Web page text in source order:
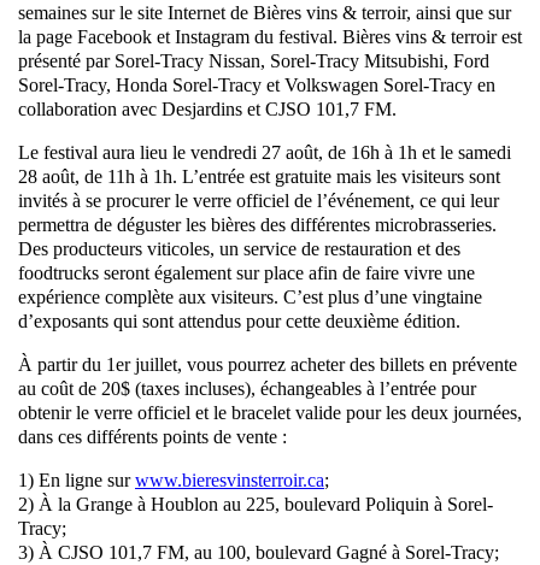
semaines sur le site Internet de Bières vins & terroir, ainsi que sur
la page Facebook et Instagram du festival. Bières vins & terroir est
présenté par Sorel-Tracy Nissan, Sorel-Tracy Mitsubishi, Ford
Sorel-Tracy, Honda Sorel-Tracy et Volkswagen Sorel-Tracy en
collaboration avec Desjardins et CJSO 101,7 FM.
Le festival aura lieu le vendredi 27 août, de 16h à 1h et le samedi
28 août, de 11h à 1h. L’entrée est gratuite mais les visiteurs sont
invités à se procurer le verre officiel de l’événement, ce qui leur
permettra de déguster les bières des différentes microbrasseries.
Des producteurs viticoles, un service de restauration et des
foodtrucks seront également sur place afin de faire vivre une
expérience complète aux visiteurs. C’est plus d’une vingtaine
d’exposants qui sont attendus pour cette deuxième édition.
À partir du 1er juillet, vous pourrez acheter des billets en prévente
au coût de 20$ (taxes incluses), échangeables à l’entrée pour
obtenir le verre officiel et le bracelet valide pour les deux journées,
dans ces différents points de vente :
1) En ligne surwww.bieresvinsterroir.ca;
2) À la Grange à Houblon au 225, boulevard Poliquin à Sorel-
Tracy;
3) À CJSO 101,7 FM, au 100, boulevard Gagné à Sorel-Tracy;